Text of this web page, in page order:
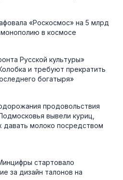
«Роскосмос» на 5 млрд
в космосе
Русской культуры»
и требуют прекратить
богатыря»
продовольствия
вывели куриц,
давать молоко посредством
стартовало
за дизайн талонов на